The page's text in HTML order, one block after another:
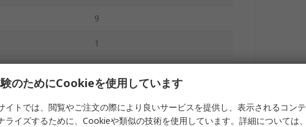
9
1
ペンタイプナイフ
のためにCookieを使用しています
イトでは、閲覧やご注文の際により良いサービスを提供し、表示されるコンテ
ライズするために、Cookieや類似の技術を使用しています。詳細については、